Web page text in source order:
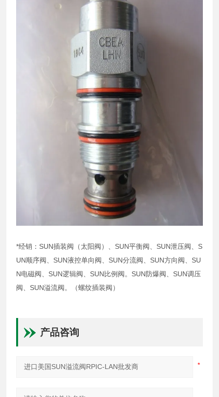
*经销：SUN插装阀（太阳阀）、SUN平衡阀、SUN泄压阀、S
UN顺序阀、SUN液控单向阀、SUN分流阀、SUN方向阀、SU
N电磁阀、SUN逻辑阀、SUN比例阀。SUN防爆阀、SUN调压
阀、SUN溢流阀。（螺纹插装阀）
产品咨询